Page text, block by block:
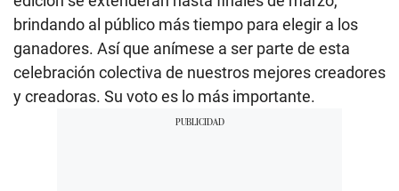
brindando al público más tiempo para elegir a los
ganadores. Así que anímese a ser parte de esta
celebración colectiva de nuestros mejores creadores
y creadoras. Su voto es lo más importante.